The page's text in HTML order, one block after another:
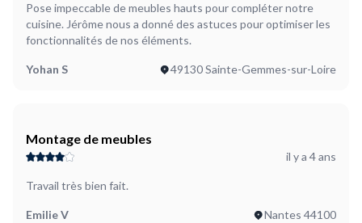
Pose impeccable de meubles hauts pour compléter notre
cuisine. Jérôme nous a donné des astuces pour optimiser les
fonctionnalités de nos éléments.
Yohan S 49130 Sainte-Gemmes-sur-Loire
Montage de meubles
il y a 4 ans
Travail très bien fait.
Emilie V Nantes 44100